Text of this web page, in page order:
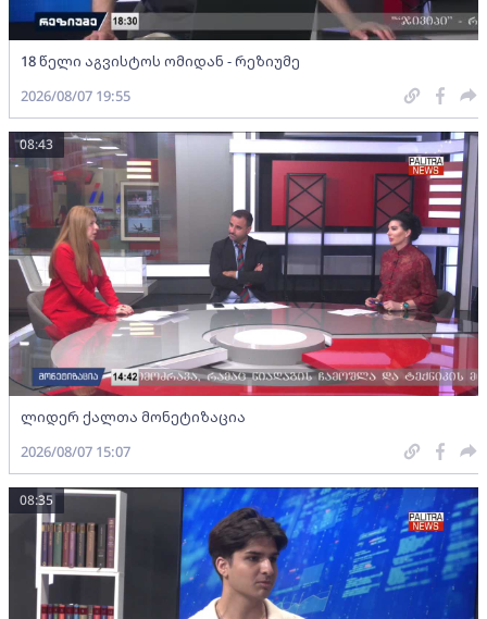
18 წელი აგვისტოს ომიდან - რეზიუმე
2026/08/07 19:55
ლიდერ ქალთა მონეტიზაცია
08:43
2026/08/07 15:07
08:35